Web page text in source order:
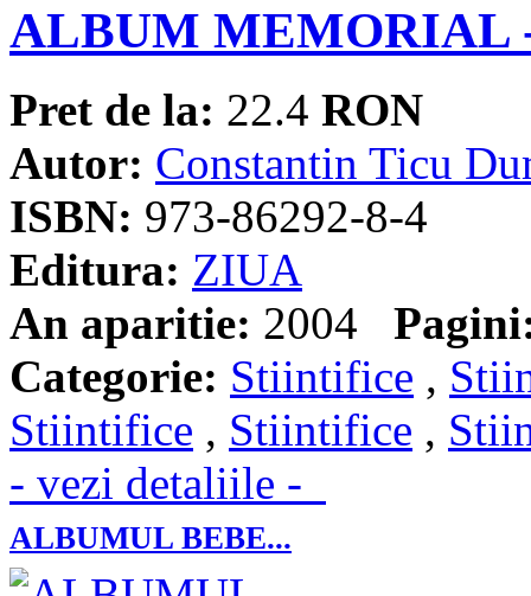
ALBUM MEMORIAL
Pret de la: 22.4 RON
Autor: Constantin Ticu
ISBN: 973-86292-8-4
Editura: ZIUA
An aparitie: 2004
Categorie: Stiintifice ,
Stiintifice , Stiintifice ,
- vezi detaliile -
ALBUMUL BEBE...